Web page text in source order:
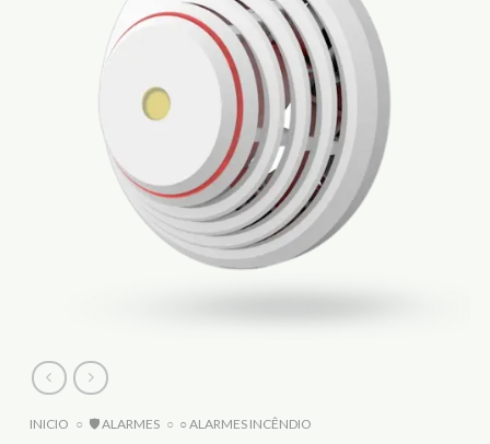
INICIO ○ 🛡️ ALARMES ○ ○ ALARMES INCÊNDIO